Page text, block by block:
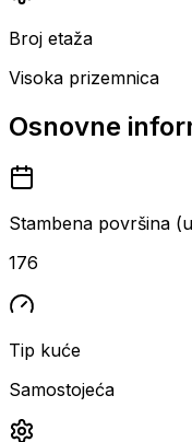
Broj etaža
Visoka prizemnica
Osnovne
Stambena površina
176
Tip kuće
Samostojeća